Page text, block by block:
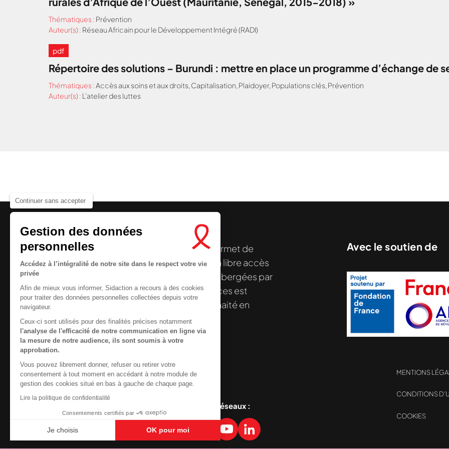
Continuer sans accepter
Gestion des données
personnelles
Accédez à l’intégralité de notre site dans le respect votre vie
privée
Afin de mieux vous informer, Sidaction a recours à des cookies
pour traiter des données personnelles collectées depuis votre
navigateur.
Ceux-ci sont utilisés pour des finalités précises notamment
l'analyse de l'efficacité de notre communication en ligne via
la mesure de notre audience, ils sont soumis à votre
approbation.
Vous pouvez librement donner, refuser ou retirer votre
consentement à tout moment en accédant à notre module de
gestion des cookies situé en bas à gauche de chaque page.
Lire la politique de confidentialité
Consentements certifiés par
Je choisis OK pour moi
Thématiques : Prévention
Auteur(s) : Réseau Africain pour le Développement Intégré (RADI)
pdf
Répertoire des solutions – Burundi : mettre en place un programme d’échange de
Thématiques :Accès aux soins et aux droits, Capitalisation, Plaidoyer, Populations clés, Prévention
Auteur(s) : L'atelier des luttes
Nous cherchons le contenu demandé....
Le centre de ressources de Sidactionpermet de
disposer de ressources francophones en libre accès
. À l’origine, hébergées par
la Plateforme ELSA, le Centre de ressources est
désormais gérée par Sidaction qui a souhaité en
reprendre le pilotage.
Avec le soutien de
Contactez-nous
Newsletter
Nous suivre sur les réseaux :
MENTIONS
CONDITIONS
COOKIES